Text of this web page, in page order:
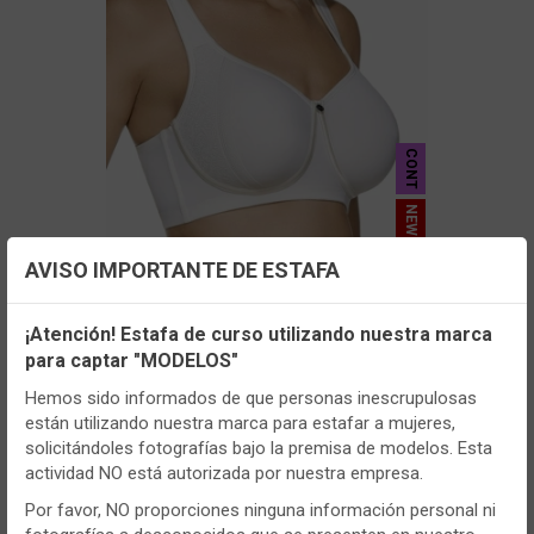
CONT
- MONICA_D
Sujetador mujer Selene Mónica Copa D
Sin aros con relleno
Configuración de cookies
Utilizamos cookies propias y de terceros, de sesión o
persistentes, para hacer funcionar de manera segura nuestra
página web y personalizar su contenido.
Igualmente, utilizamos cookies para medir y obtener datos de
la navegación que realizas y para ajustar el contenido a tus
gustos y preferencias.
AVISO IMPORTANTE DE ESTAFA
¡Atención! Estafa de curso utilizando nuestra marca
para captar "MODELOS"
Hemos sido informados de que personas inescrupulosas
están utilizando nuestra marca para estafar a mujeres,
solicitándoles fotografías bajo la premisa de modelos. Esta
actividad NO está autorizada por nuestra empresa.
Por favor, NO proporciones ninguna información personal ni